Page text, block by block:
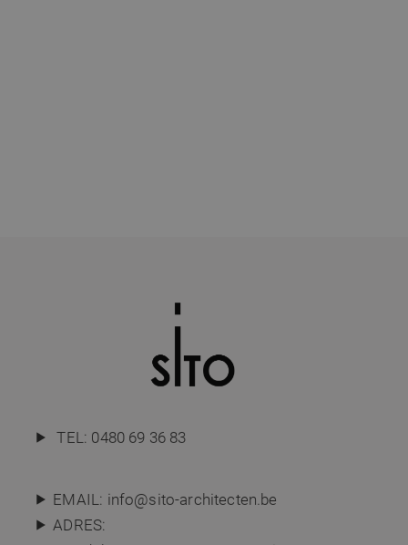
TEL: 0480 69 36 83
EMAIL: info@sito-architecten.be
ADRES: